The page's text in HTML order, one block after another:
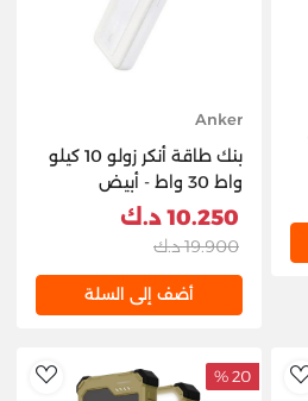
Anker
بنك طاقة أنكر زولو 10 كيلو
واط 30 واط - أبيض
10.250 د.ك
19.900 د.ك
أضف إلى السلة
AddToWishlist
20 %